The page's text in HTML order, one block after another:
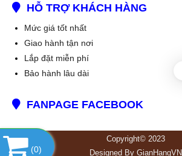
HỖ TRỢ KHÁCH HÀNG
Mức giá tốt nhất
Giao hành tận nơi
Lắp đặt miễn phí
Bảo hành lâu dài
FANPAGE FACEBOOK
Copyright© 2023
Designed By GianHangVN
(0)